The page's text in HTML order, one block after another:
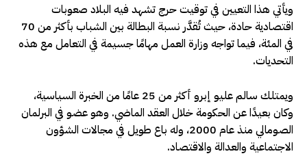
ويأتي هذا التعيين في توقيت حرج تشهد فيه البلاد صعوبات
اقتصادية حادة، حيث تُقدَّر نسبة البطالة بين الشباب بأكثر من 70
في المئة، فيما تواجه وزارة العمل مهامًا جسيمة في التعامل مع هذه
التحديات.
ويمتلك سالم عليو إبرو أكثر من 25 عامًا من الخبرة السياسية،
وكان بعيدًا عن الحكومة خلال العقد الماضي. وهو عضو في البرلمان
الصومالي منذ عام 2000، وله باع طويل في مجالات الشؤون
الاجتماعية والعدالة والاقتصاد.